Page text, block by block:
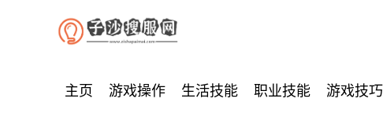
主页 游戏操作 生活技能 职业技能 游戏技巧